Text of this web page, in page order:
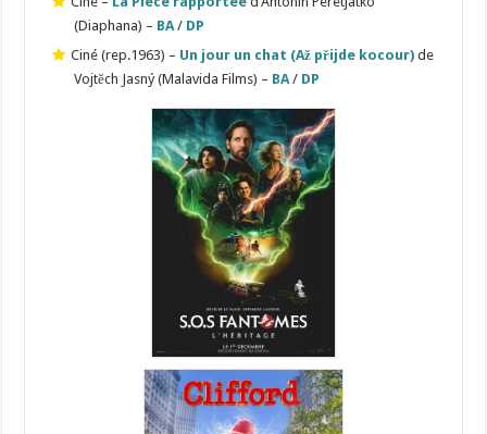
(Diaphana) – BA / DP
Ciné (rep.1963) – Un jour un chat (Až přijde kocour) de
Vojtěch Jasný (Malavida Films) – BA / DP